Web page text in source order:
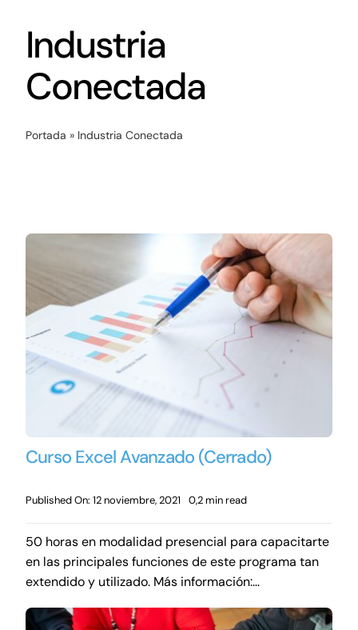
Antena Tecnológica
Eventos
Industria
Conectada
Portada » Industria Conectada
Curso Excel Avanzado (Cerrado)
Published On: 12 noviembre, 2021 0,2 min read
50 horas en modalidad presencial para capacitarte
en las principales funciones de este programa tan
extendido y utilizado. Más información:…